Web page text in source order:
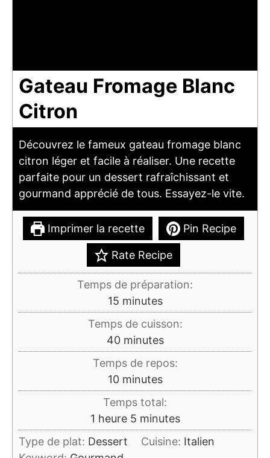
Gateau Fromage Blanc
Citron
Découvrez le fameux gateau fromage blanc
citron léger et facile à réaliser. Une recette
parfaite pour un dessert rafraîchissant et
gourmand apprécié de tous. Essayez-le vite.
Imprimer la recette Pin Recipe
Rate Recipe
Temps de préparation:
15minutes
minutes
Temps de cuisson:
40minutes
minutes
Temps de repos:
10minutes
minutes
Temps total:
1 heure
heure 5minutes
minutes
Type de plat: Dessert Cuisine: Italien